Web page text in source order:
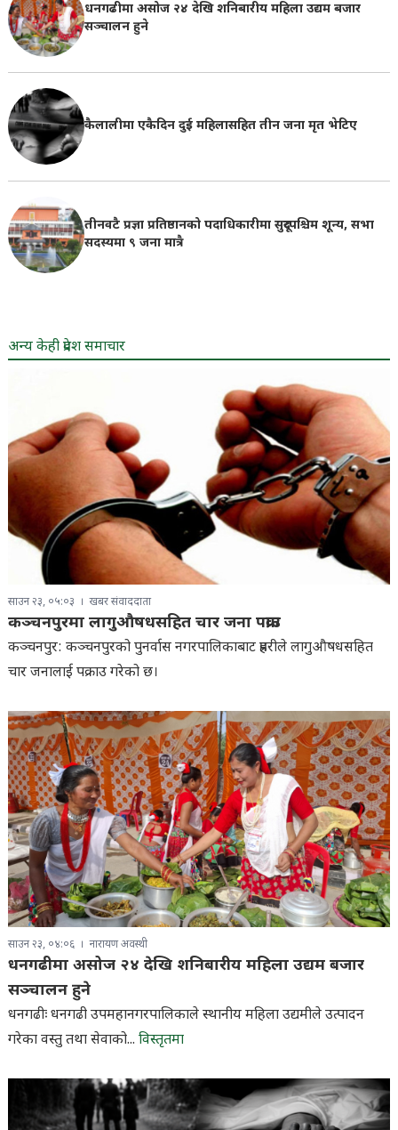
धनगढीमा असोज २४ देखि शनिबारीय महिला उद्यम बजार
सञ्चालन हुने
कैलालीमा एकैदिन दुई महिलासहित तीन जना मृत भेटिए
तीनवटै प्रज्ञा प्रतिष्ठानको पदाधिकारीमा सुदूरपश्चिम शून्य, सभा
सदस्यमा ९ जना मात्रै
अन्य केही प्रदेश समाचार
साउन २३, ०५:०३ खबर संवाददाता
कञ्चनपुरमा लागुऔषधसहित चार जना पक्राउ
कञ्चनपुर: कञ्चनपुरको पुनर्वास नगरपालिकाबाट प्रहरीले लागुऔषधसहित
चार जनालाई पक्राउ गरेको छ।
साउन २३, ०४:०६ नारायण अवस्थी
धनगढीमा असोज २४ देखि शनिबारीय महिला उद्यम बजार
सञ्चालन हुने
धनगढीः धनगढी उपमहानगरपालिकाले स्थानीय महिला उद्यमीले उत्पादन
गरेका वस्तु तथा सेवाको... विस्तृतमा